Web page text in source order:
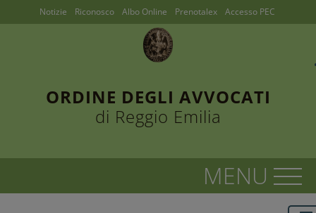
ORDINE DEGLI AVVOCATI
di Reggio Emilia
Notizie Riconosco Albo Online Prenotalex Accesso PEC